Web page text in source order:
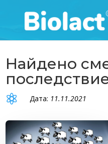
Найдено
 Дата: 11.11.2021